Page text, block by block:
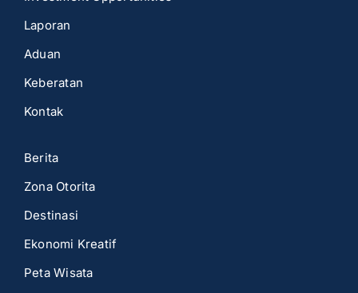
Laporan
Aduan
Keberatan
Kontak
Berita
Zona Otorita
Destinasi
Ekonomi Kreatif
Peta Wisata